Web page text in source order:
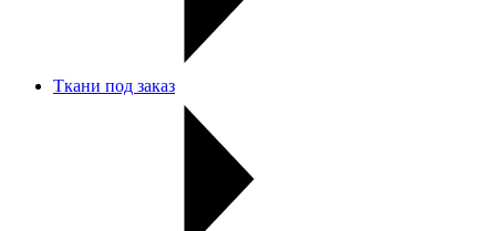
Ткани под заказ